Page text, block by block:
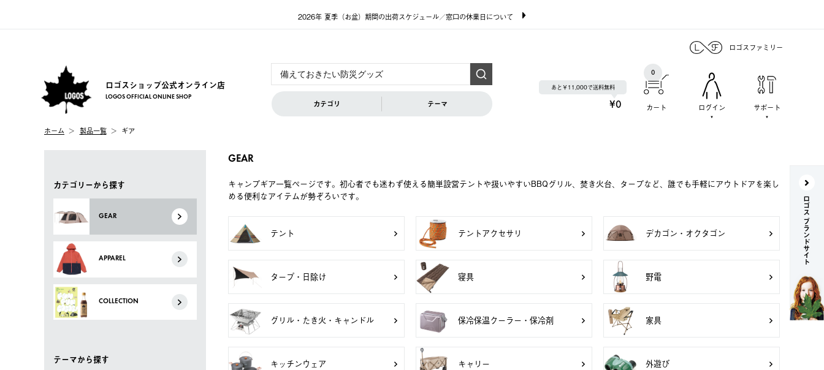
2026年 夏季（お盆）期間の出荷スケジュール／窓口の休業日について
ロゴスファミリー
ロゴスショップ公式オンライン店
LOGOS OFFICIAL ONLINE SHOP
カテゴリ テーマ
あと￥11,000で送料無料
¥0 カート
0
ログイン サポート
ホーム 製品一覧 ギア
カテゴリーから探す
GEAR
APPAREL
COLLECTION
テーマから探す
GEAR
キャンプギア一覧ページです。初心者でも迷わず使える簡単設営テントや扱いやすいBBQグリル、焚き火台、タープなど、誰でも手軽にアウトドアを楽し
める便利なアイテムが勢ぞろいです。
テント テントアクセサリ デカゴン・オクタゴン
タープ・日除け 寝具 野電
グリル・たき火・キャンドル 保冷保温クーラー・保冷剤 家具
キッチンウェア キャリー 外遊び
ロゴス ブランドサイト